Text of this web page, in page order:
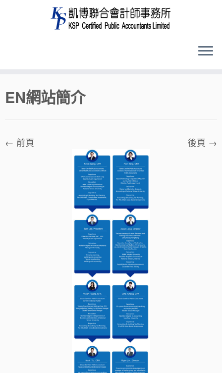
to
content
EN網站簡介
← 前頁 後頁 →